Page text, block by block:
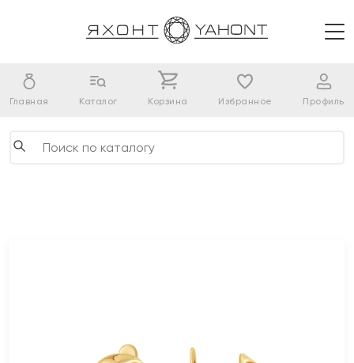
Главная Каталог Корзина Избранное Профиль